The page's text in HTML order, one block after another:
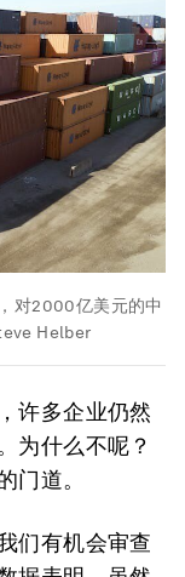
对2000亿美元的中
Helber
许多企业仍然
为什么不呢？
门道。
们有机会审查